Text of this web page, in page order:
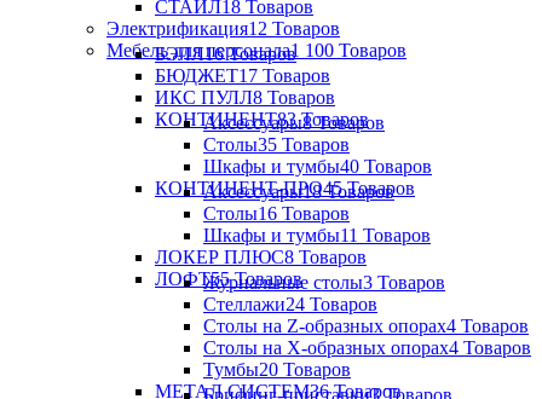
СТАЙЛ18 Товаров
Электрификация12 Товаров
Мебель для персонала1 100 Товаров
БЭЛЛ16 Товаров
БЮДЖЕТ17 Товаров
ИКС ПУЛЛ8 Товаров
КОНТИНЕНТ83 Товаров
Аксессуары8 Товаров
Столы35 Товаров
Шкафы и тумбы40 Товаров
КОНТИНЕНТ-ПРО45 Товаров
Аксессуары18 Товаров
Столы16 Товаров
Шкафы и тумбы11 Товаров
ЛОКЕР ПЛЮС8 Товаров
ЛОФТ55 Товаров
Журнальные столы3 Товаров
Стеллажи24 Товаров
Столы на Z-образных опорах4 Товаров
Столы на Х-образных опорах4 Товаров
Тумбы20 Товаров
МЕТАЛ СИСТЕМ36 Товаров
Брифинг-приставки3 Товаров